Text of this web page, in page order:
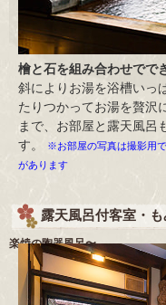
檜と石を組み合わせでで
斜によりお湯を浴槽いっ
たりつかってお湯を贅沢
まで、お部屋と露天風呂
す。
※お部屋の写真は撮影用
があります
露天風呂付客室・も
楽焼の陶器風呂〜